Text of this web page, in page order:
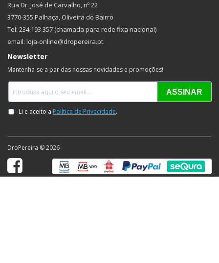
Rua Dr. José de Carvalho, nº 22
3770-355 Palhaça, Oliveira do Bairro
Tel: 234 193 357 (chamada para rede fixa nacional)
email: loja-online@dropereira.pt
Newsletter
Mantenha-se a par das nossas novidades e promoções!
DroPereira © 2026